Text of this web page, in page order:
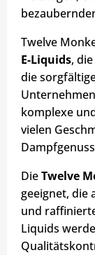
Twelve
E-Liquids,
die
Unternehmen
komplexe
vielen
DieTwelve
geeignet, die
und
Liquids